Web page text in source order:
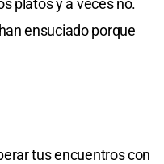
ensuciado porque
tus encuentros con